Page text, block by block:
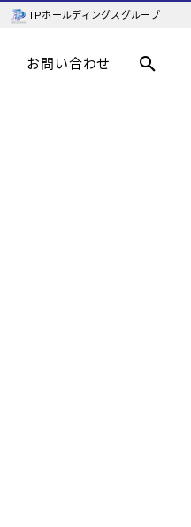
TPホールディングスグループ
お問い合わせ